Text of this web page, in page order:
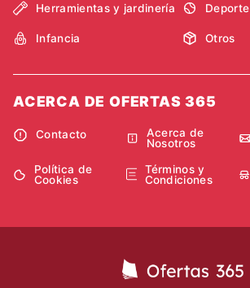
Herramientas y jardinería Deporte
Infancia Otros
ACERCA DE OFERTAS 365
Contacto
Acerca de
Nosotros
Política de
Cookies
Términos y
Condiciones